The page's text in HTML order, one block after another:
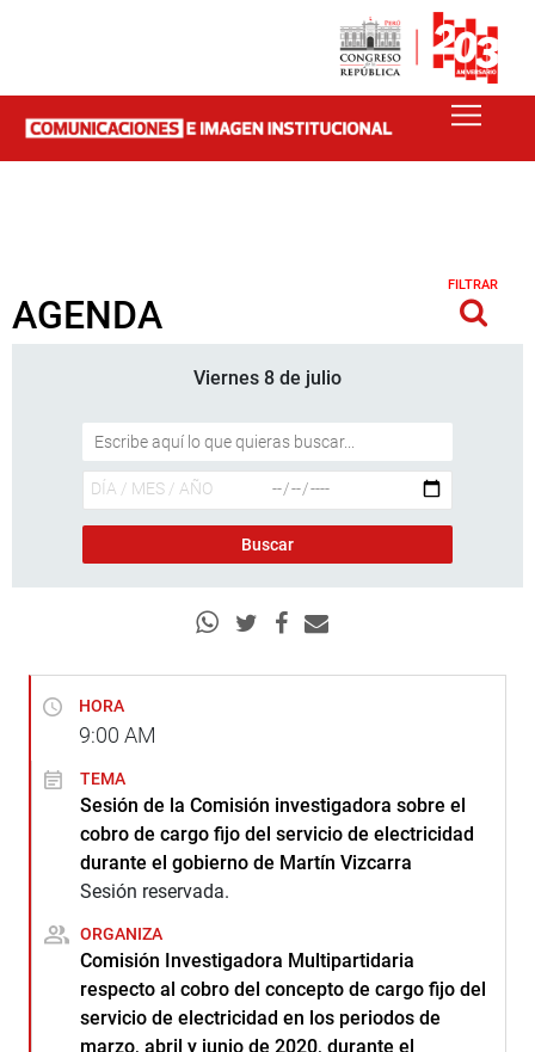
AGENDA
FILTRAR
Viernes 8 de julio
HORA
9:00 AM
TEMA
Sesión de la Comisión investigadora sobre el
cobro de cargo fijo del servicio de electricidad
durante el gobierno de Martín Vizcarra
Sesión reservada.
ORGANIZA
Comisión Investigadora Multipartidaria
respecto al cobro del concepto de cargo fijo del
servicio de electricidad en los periodos de
marzo, abril y junio de 2020, durante el